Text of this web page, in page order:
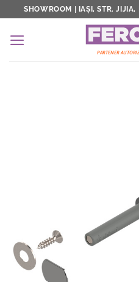
to
content
SHOWROOM | IAȘI, STR.